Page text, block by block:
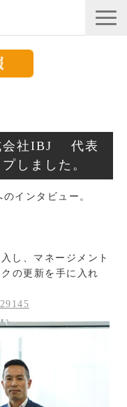
会社IBJ 代表
しました。
のインタビュー。
し、マネージメント
の更新を手に入れ